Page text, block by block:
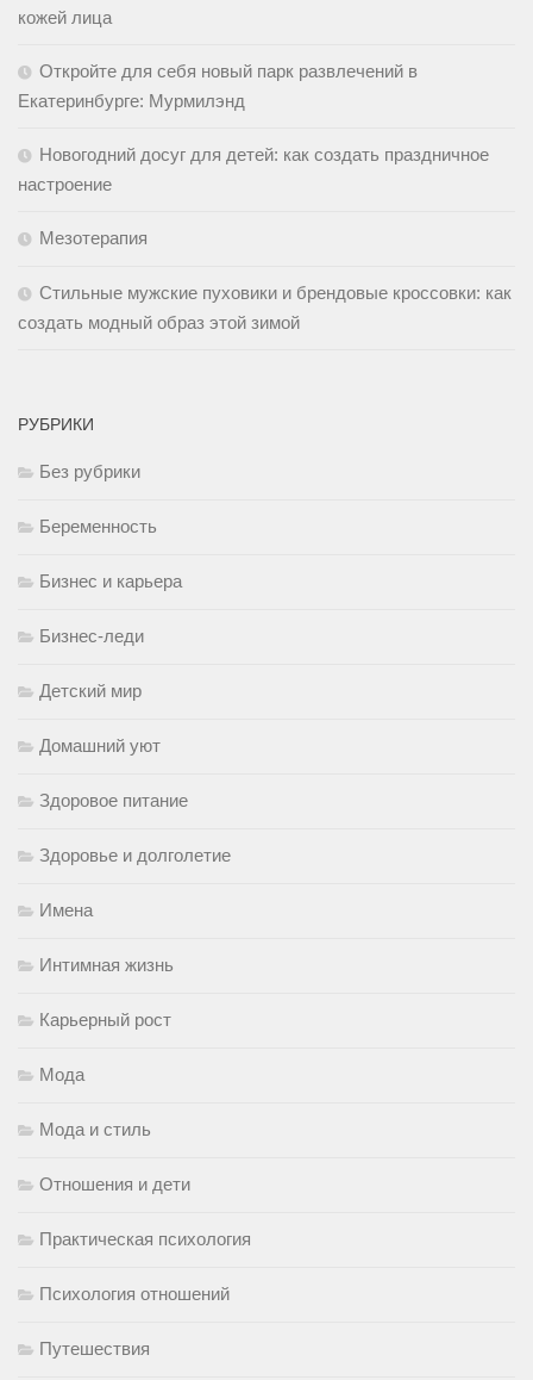
кожей лица
Откройте для себя новый парк развлечений в
Екатеринбурге: Мурмилэнд
Новогодний досуг для детей: как создать праздничное
настроение
Мезотерапия
Стильные мужские пуховики и брендовые кроссовки: как
создать модный образ этой зимой
РУБРИКИ
Без рубрики
Беременность
Бизнес и карьера
Бизнес-леди
Детский мир
Домашний уют
Здоровое питание
Здоровье и долголетие
Имена
Интимная жизнь
Карьерный рост
Мода
Мода и стиль
Отношения и дети
Практическая психология
Психология отношений
Путешествия